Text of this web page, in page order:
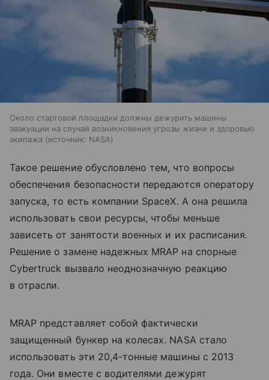
Около стартовой площадки должны дежурить машины
эвакуации на случай возникновения угрозы жизни и здоровью
экипажа
источник: NASA
Такое решение обусловлено тем, что вопросы
обеспечения безопасности передаются оператору
запуска, то есть компании SpaceX. А она решила
использовать свои ресурсы, чтобы меньше
зависеть от занятости военных и их расписания.
Решение о замене надежных MRAP на спорные
Cybertruck вызвало неоднозначную реакцию
в отрасли.
MRAP представляет собой фактически
защищенный бункер на колесах. NASA стало
использовать эти 20,4-тонные машины с 2013
года. Они вместе с водителями дежурят